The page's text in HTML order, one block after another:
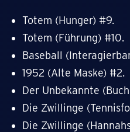
Totem (Hunger) #9.
Totem (Führung) #10.
Baseball
1952 (Alte Maske) #2.
Der Unbekannte
Die Zwillinge
Die Zwillinge